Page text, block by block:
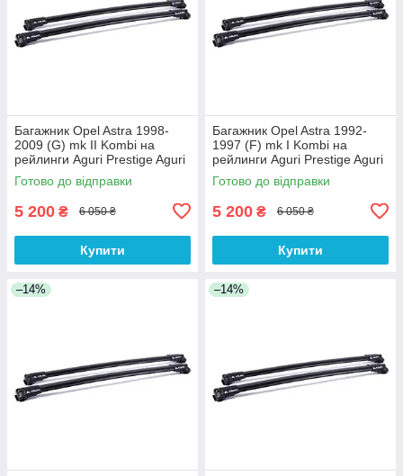
Багажник Opel Astra 1998-
2009 (G) mk II Kombi на
рейлинги Aguri Prestige Aguri
Готово до відправки
5 200 ₴ 6 050 ₴
Купити
Багажник Opel Astra 1992-
1997 (F) mk I Kombi на
рейлинги Aguri Prestige Aguri
Готово до відправки
5 200 ₴ 6 050 ₴
Купити
–14% –14%